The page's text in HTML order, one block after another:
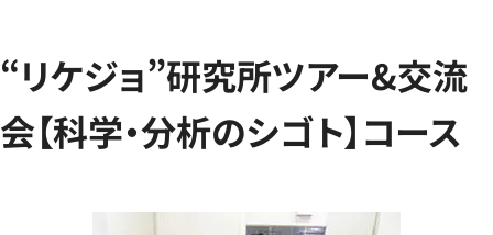
“リケジョ”研究所ツアー&交流
会【科学・分析のシゴト】コース